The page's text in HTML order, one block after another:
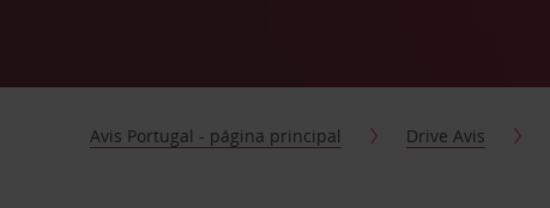
Avis Portugal - página principal Drive Avis